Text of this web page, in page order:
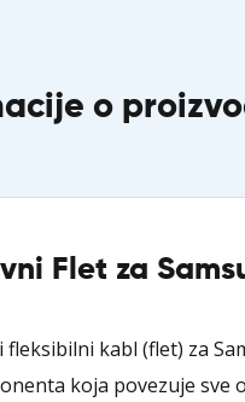
o
Flet za
fleksibilni kabl (flet) za
koja povezuje sve